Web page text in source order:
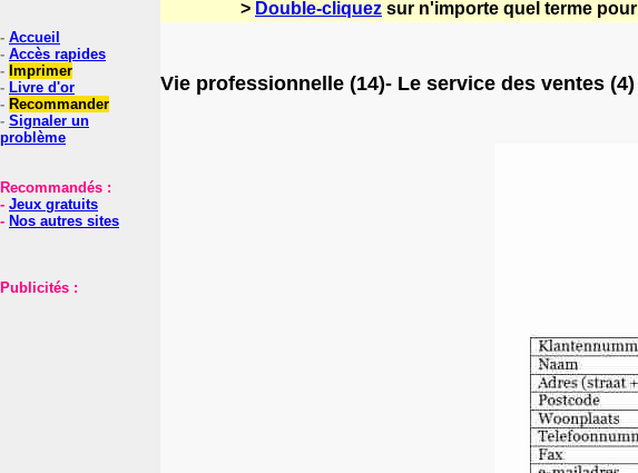
- Accueil
- Accès rapides
- Imprimer
- Livre d'or
- Recommander
- Signaler un
problème
Recommandés :
- Jeux gratuits
- Nos autres sites
Publicités :
> Double-cliquez sur n'importe quel terme
Vie professionnelle (14)- Le service des ventes